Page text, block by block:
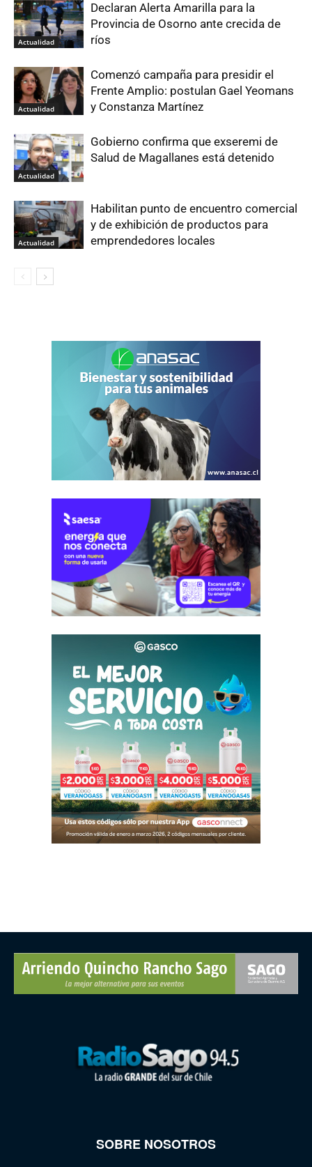
Actualidad
Declaran Alerta Amarilla para la
Provincia de Osorno ante crecida de
ríos
Actualidad
Comenzó campaña para presidir el
Frente Amplio: postulan Gael Yeomans
y Constanza Martínez
Actualidad
Gobierno confirma que exseremi de
Salud de Magallanes está detenido
Actualidad
Habilitan punto de encuentro comercial
y de exhibición de productos para
emprendedores locales
SOBRE NOSOTROS